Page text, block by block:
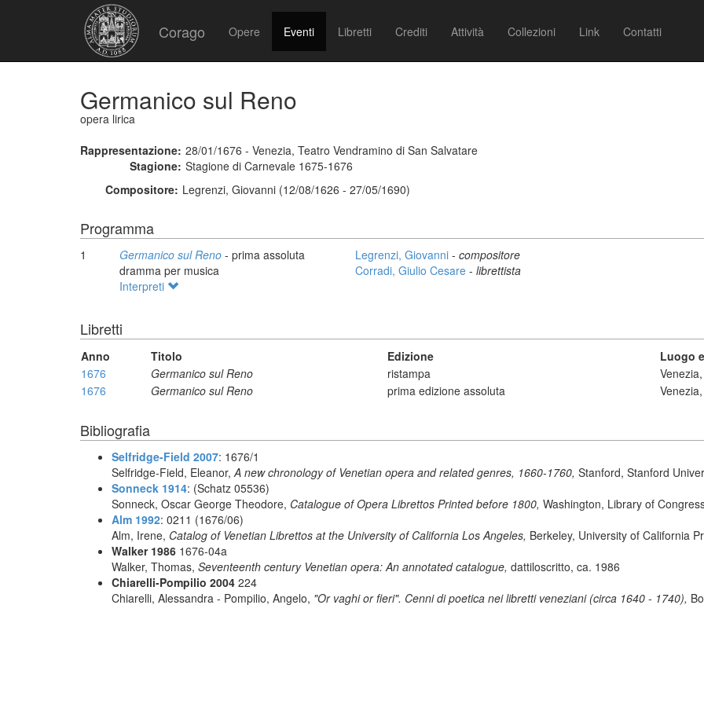
Corago Opere Eventi Libretti Crediti Attività Collezioni Link Contatti
Germanico sul Reno
opera lirica
Rappresentazione: 28/01/1676 - Venezia, Teatro Vendramino di San Salvatare
Stagione: Stagione di Carnevale 1675-1676
Compositore: Legrenzi, Giovanni (12/08/1626 - 27/05/1690)
Programma
1 Germanico sul Reno - prima assoluta
dramma per musica
Legrenzi, Giovanni - compositore
Corradi, Giulio Cesare - librettista
Interpreti
Libretti
Anno Titolo Edizione
Luogo
1676
Germanico sul Reno ristampa
1676
Germanico sul Reno prima edizione assoluta
Bibliografia
Selfridge-Field 2007: 1676/1
Selfridge-Field, Eleanor,A new chronology of Venetian opera and related genres, 1660-1760, Stanford, Stanford
Sonneck 1914: (Schatz 05536)
Sonneck, Oscar George Theodore, Catalogue of Opera Librettos Printed before 1800, Washington, Library of
Alm 1992: 0211 (1676/06)
Alm, Irene, Catalog of Venetian Librettos at the University of California Los Angeles, Berkeley, University of California
Walker 1986 1676-04a
Walker, Thomas, Seventeenth century Venetian opera: An annotated catalogue, dattiloscritto, ca. 1986
Chiarelli-Pompilio 2004 224
Chiarelli, Alessandra - Pompilio, Angelo, "Or vaghi or fieri". Cenni di poetica nei libretti veneziani (circa 1640 - 1740),